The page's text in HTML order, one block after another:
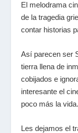
El melodrama
de la tragedia
contar historias
Así parecen ser
tierra llena de
cobijados e
interesante el
poco más la vida.
Les dejamos el